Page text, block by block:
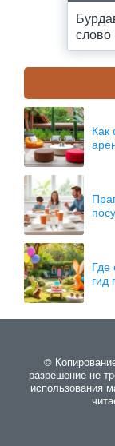
слово
Как
Где
гид
©
разрешение не
использования